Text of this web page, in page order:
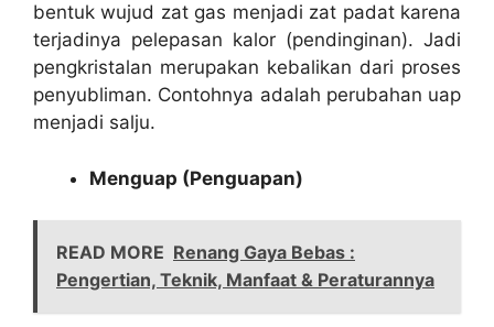
bentuk wujud zat gas menjadi zat padat karena
terjadinya pelepasan kalor (pendinginan). Jadi
pengkristalan merupakan kebalikan dari proses
penyubliman. Contohnya adalah perubahan uap
menjadi salju.
Menguap (Penguapan)
READ MORE Renang Gaya Bebas :
Pengertian, Teknik, Manfaat & Peraturannya